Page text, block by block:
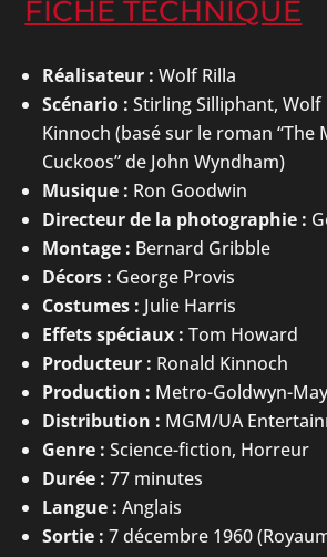
FICHE TECHNIQUE
Réalisateur : Wolf Rilla
Scénario : Stirling Silliphant, Wolf
Kinnoch (basé sur le roman “The
Cuckoos” de John Wyndham)
Musique : Ron Goodwin
Directeur de la photographie :
Montage : Bernard Gribble
Décors : George Provis
Costumes : Julie Harris
Effets spéciaux : Tom Howard
Producteur : Ronald Kinnoch
Production : Metro-Goldwyn-
Distribution : MGM/UA
Genre : Science-fiction, Horreur
Durée : 77 minutes
Langue : Anglais
Sortie : 7 décembre 1960